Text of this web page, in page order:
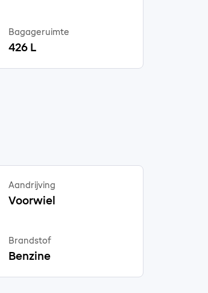
Bagageruimte
426 L
Aandrijving
Voorwiel
Brandstof
Benzine